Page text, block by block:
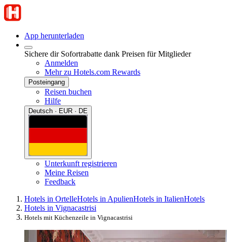
App herunterladen
Sichere dir Sofortrabatte dank Preisen für Mitglieder
Anmelden
Mehr zu Hotels.com Rewards
Posteingang
Reisen buchen
Hilfe
Deutsch · EUR · DE
Unterkunft registrieren
Meine Reisen
Feedback
Hotels in OrtelleHotels in ApulienHotels in ItalienHotels
Hotels in Vignacastrisi
Hotels mit Küchenzeile in Vignacastrisi